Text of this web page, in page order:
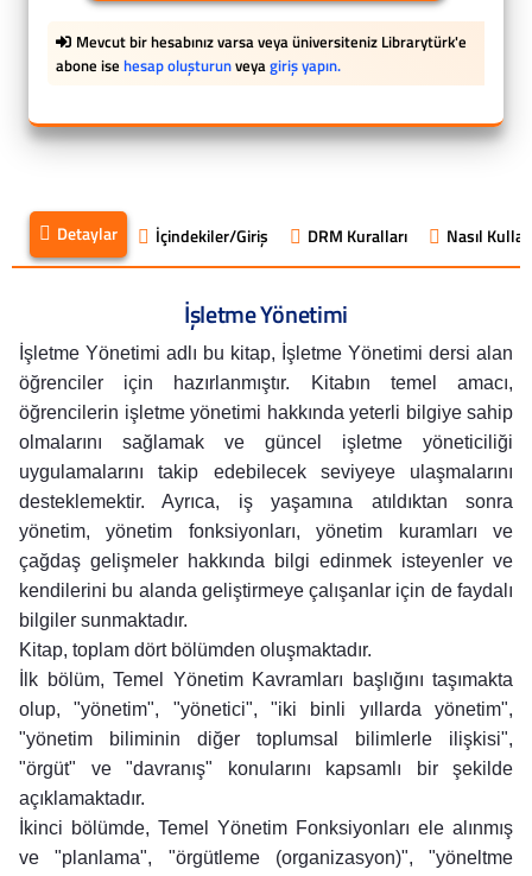
Mevcut bir hesabınız varsa veya üniversiteniz Librarytürk'e
abone ise hesap oluşturunveyagiriş yapın.
Detaylar İçindekiler/Giriş DRM Kuralları Nasıl
İşletme Yönetimi
İşletme Yönetimi adlı bu kitap, İşletme Yönetimi dersi alan
öğrenciler için hazırlanmıştır. Kitabın temel amacı,
öğrencilerin işletme yönetimi hakkında yeterli bilgiye sahip
olmalarını sağlamak ve güncel işletme yöneticiliği
uygulamalarını takip edebilecek seviyeye ulaşmalarını
desteklemektir. Ayrıca, iş yaşamına atıldıktan sonra
yönetim, yönetim fonksiyonları, yönetim kuramları ve
çağdaş gelişmeler hakkında bilgi edinmek isteyenler ve
kendilerini bu alanda geliştirmeye çalışanlar için de faydalı
bilgiler sunmaktadır.
Kitap, toplam dört bölümden oluşmaktadır.
İlk bölüm, Temel Yönetim Kavramları başlığını taşımakta
olup, "yönetim", "yönetici", "iki binli yıllarda yönetim",
"yönetim biliminin diğer toplumsal bilimlerle ilişkisi",
"örgüt" ve "davranış" konularını kapsamlı bir şekilde
açıklamaktadır.
İkinci bölümde, Temel Yönetim Fonksiyonları ele alınmış
ve "planlama", "örgütleme (organizasyon)", "yöneltme